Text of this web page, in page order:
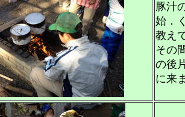
豚汁
始．
教え
その
の後
に来